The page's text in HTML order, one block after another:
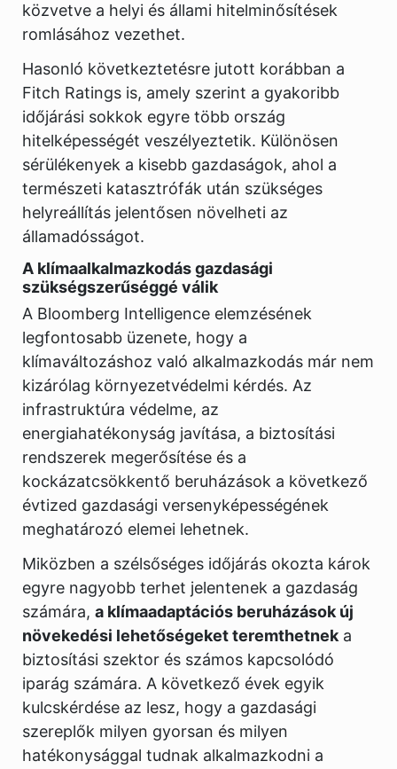
közvetve a helyi és állami hitelminősítések
romlásához vezethet.
Hasonló következtetésre jutott korábban a
Fitch Ratings is, amely szerint a gyakoribb
időjárási sokkok egyre több ország
hitelképességét veszélyeztetik. Különösen
sérülékenyek a kisebb gazdaságok, ahol a
természeti katasztrófák után szükséges
helyreállítás jelentősen növelheti az
államadósságot.
A klímaalkalmazkodás gazdasági
szükségszerűséggé válik
A Bloomberg Intelligence elemzésének
legfontosabb üzenete, hogy a
klímaváltozáshoz való alkalmazkodás már nem
kizárólag környezetvédelmi kérdés. Az
infrastruktúra védelme, az
energiahatékonyság javítása, a biztosítási
rendszerek megerősítése és a
kockázatcsökkentő beruházások a következő
évtized gazdasági versenyképességének
meghatározó elemei lehetnek.
Miközben a szélsőséges időjárás okozta károk
egyre nagyobb terhet jelentenek a gazdaság
számára, a klímaadaptációs beruházások új
növekedési lehetőségeket teremthetnek a
biztosítási szektor és számos kapcsolódó
iparág számára. A következő évek egyik
kulcskérdése az lesz, hogy a gazdasági
szereplők milyen gyorsan és milyen
hatékonysággal tudnak alkalmazkodni a